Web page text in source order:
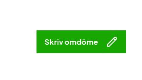
Skriv omdöme